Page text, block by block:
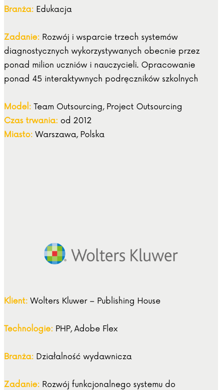
Branża: Edukacja
Zadanie: Rozwój i wsparcie trzech systemów
diagnostycznych wykorzystywanych obecnie przez
ponad milion uczniów i nauczycieli. Opracowanie
ponad 45 interaktywnych podręczników szkolnych
Model: Team Outsourcing, Project Outsourcing
Czas trwania: od 2012
Miasto: Warszawa, Polska
Klient: Wolters Kluwer – Publishing House
Technologie: PHP, Adobe Flex
Branża: Działalność wydawnicza
Zadanie: Rozwój funkcjonalnego systemu do